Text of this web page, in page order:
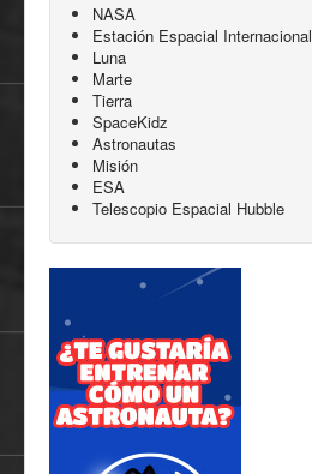
NASA
Estación Espacial Internacional
Luna
Marte
Tierra
SpaceKidz
Astronautas
Misión
ESA
Telescopio Espacial Hubble